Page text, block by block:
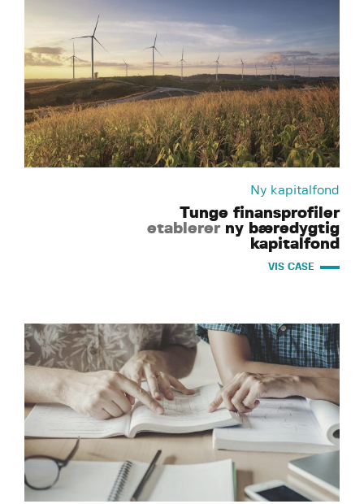
Ny kapitalfond
Tunge finansprofiler
etablerer ny bæredygtig
kapitalfond
VIS CASE